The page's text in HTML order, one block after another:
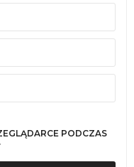
PODCZAS